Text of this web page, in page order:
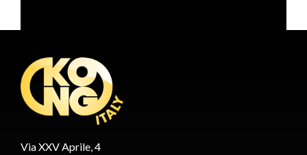
Via XXV Aprile, 4